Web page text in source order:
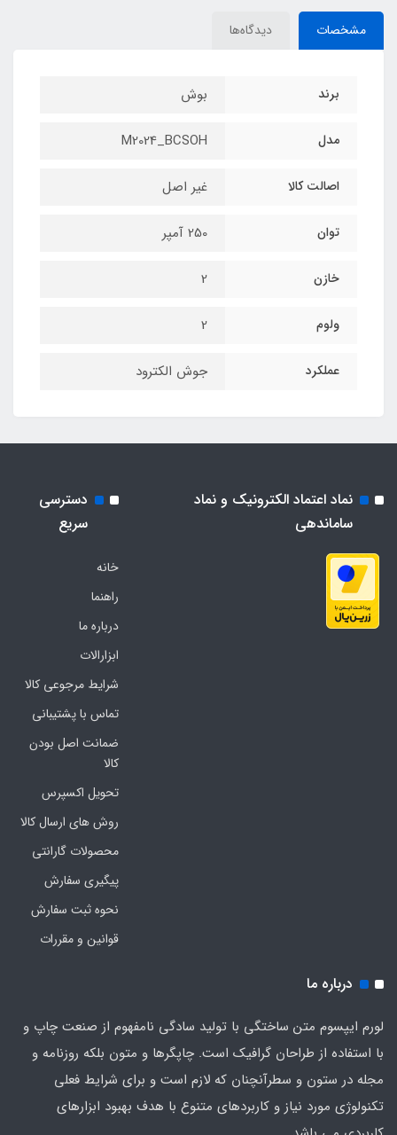
مشخصات دیدگاه‌ها
برند بوش
مدل M2024_BCSOH
اصالت کالا غیر اصل
توان 250 آمپر
خازن 2
ولوم 2
عملکرد جوش الکترود
نماد اعتماد الکترونیک و نماد
ساماندهی
دسترسی
سریع
خانه
راهنما
درباره ما
ابزارالات
شرایط مرجوعی کالا
تماس با پشتیبانی
ضمانت اصل بودن
کالا
تحویل اکسپرس
روش های ارسال کالا
محصولات گارانتی
پیگیری سفارش
نحوه ثبت سفارش
قوانین و مقررات
درباره ما
لورم ایپسوم متن ساختگی با تولید سادگی نامفهوم از صنعت چاپ و
با استفاده از طراحان گرافیک است. چاپگرها و متون بلکه روزنامه و
مجله در ستون و سطرآنچنان که لازم است و برای شرایط فعلی
تکنولوژی مورد نیاز و کاربردهای متنوع با هدف بهبود ابزارهای